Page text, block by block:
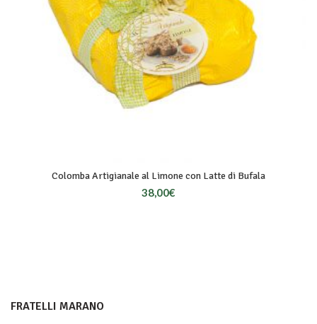
Colomba Artigianale al Limone con Latte di Bufala
38,00€
FRATELLI MARANO